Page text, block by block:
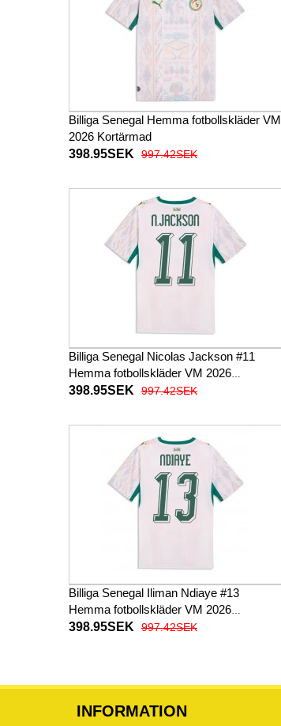
Billiga Senegal Hemma fotbollskläder VM
2026 Kortärmad
398.95SEK
997.42SEK
Billiga Senegal Nicolas Jackson #11
Hemma fotbollskläder VM 2026
Kortärmad
398.95SEK 997.42SEK
Billiga Senegal Iliman Ndiaye #13
Hemma fotbollskläder VM 2026
Kortärmad
398.95SEK 997.42SEK
INFORMATION